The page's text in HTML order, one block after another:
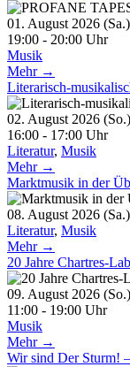
01. August 2026
19:00 - 20:00 Uhr
Musik
Mehr →
Literarisch-
02. August 2026
16:00 - 17:00 Uhr
Literatur, Musik
Mehr →
Marktmusik in der
08. August 2026
Literatur, Musik
Mehr →
20 Jahre Chartres-
09. August 2026
11:00 - 19:00 Uhr
Musik
Mehr →
Wir sind Der Sturm!